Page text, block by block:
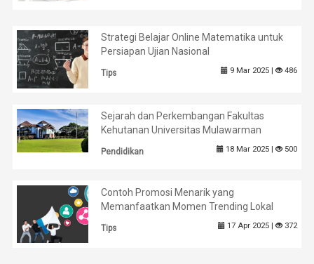
Strategi Belajar Online Matematika untuk
Persiapan Ujian Nasional
Tips 9 Mar 2025 | 486
Sejarah dan Perkembangan Fakultas
Kehutanan Universitas Mulawarman
Pendidikan 18 Mar 2025 | 500
Contoh Promosi Menarik yang
Memanfaatkan Momen Trending Lokal
Tips 17 Apr 2025 | 372